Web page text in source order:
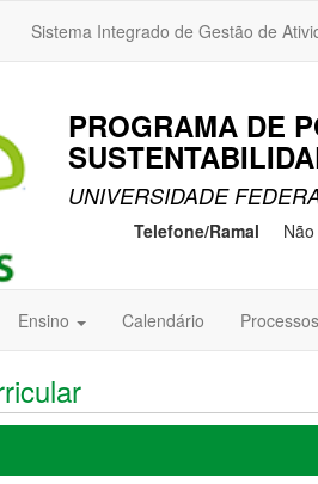
Sistema Integrado de Gestão de
PROGRAMA DE
UNIVERSIDADE
Telefone/Ramal
Ensino Calendário